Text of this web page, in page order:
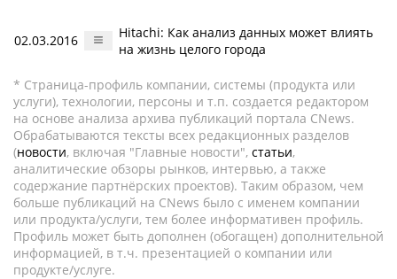
02.03.2016
Hitachi: Как анализ данных может влиять
на жизнь целого города
* Страница-профиль компании, системы (продукта или
услуги), технологии, персоны и т.п. создается редактором
на основе анализа архива публикаций портала CNews.
Обрабатываются тексты всех редакционных разделов
(новости, включая "Главные новости", статьи,
аналитические обзоры рынков, интервью, а также
содержание партнёрских проектов). Таким образом, чем
больше публикаций на CNews было с именем компании
или продукта/услуги, тем более информативен профиль.
Профиль может быть дополнен (обогащен) дополнительной
информацией, в т.ч. презентацией о компании или
продукте/услуге.